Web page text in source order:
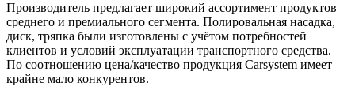
Производитель предлагает широкий ассортимент продуктов
среднего и премиального сегмента. Полировальная насадка,
диск, тряпка были изготовлены с учётом потребностей
клиентов и условий эксплуатации транспортного средства.
По соотношению цена/качество продукция Carsystem имеет
крайне мало конкурентов.